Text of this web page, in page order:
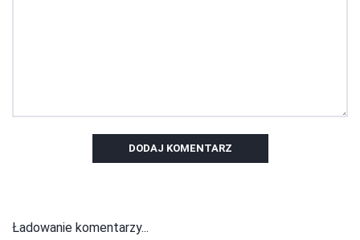
DODAJ KOMENTARZ
Ładowanie komentarzy...